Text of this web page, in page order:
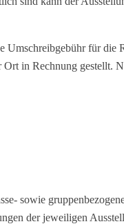
Umschreibgebühr für die
in Rechnung gestellt.
sowie
der jeweiligen